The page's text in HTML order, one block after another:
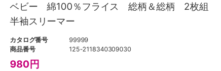
ベビー 綿100％フライス 総柄＆総柄 2枚組
半袖スリーマー
カタログ番号
99999
商品番号
125-2118340309030
980 円